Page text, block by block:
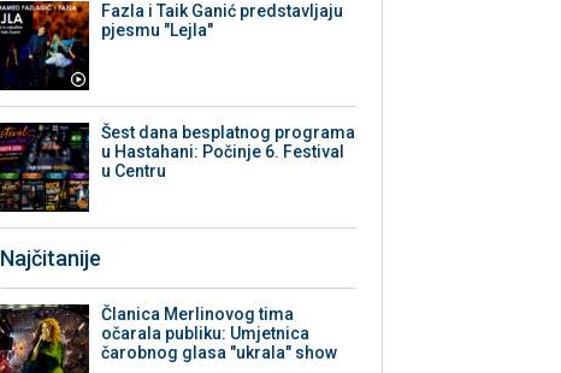
Fazla i Taik Ganić predstavljaju
pjesmu "Lejla"
Šest dana besplatnog programa
u Hastahani: Počinje 6. Festival
u Centru
Najčitanije
Članica Merlinovog tima
očarala publiku: Umjetnica
čarobnog glasa "ukrala" show